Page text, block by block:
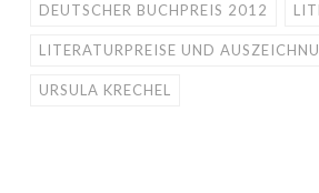
DEUTSCHER BUCHPREIS 2012
LITERATURPREISE UND
URSULA KRECHEL